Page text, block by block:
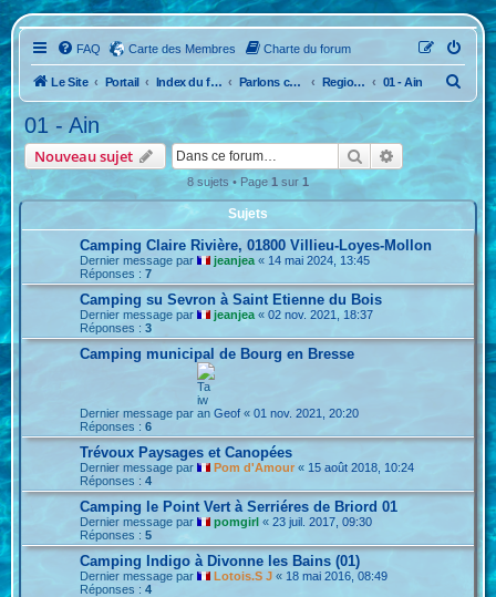
FAQ Carte des Membres Charte du forum
Le Site Portail Index du forum Parlons camping...La France Region Sud Est 01 - Ain
c
e
01 - Ain
Nouveau sujet RechercherRecherche
8 sujets • Page 1 sur 1
Sujets
Camping Claire Rivière, 01800 Villieu-Loyes-Mollon
Dernier message par jeanjea « 14 mai 2024, 13:45
Réponses :7
Camping su Sevron à Saint Etienne du Bois
Dernier message par jeanjea «02 nov. 2021, 18:37
Réponses :3
Camping municipal de Bourg en Bresse
Dernier message par Geof «01 nov. 2021, 20:20
Réponses :6
Trévoux Paysages et Canopées
Dernier message par Pom d'Amour « 15 août 2018, 10:24
Réponses :4
Camping le Point Vert à Serriéres de Briord 01
Dernier message par pomgirl «23 juil. 2017, 09:30
Réponses :5
Camping Indigo à Divonne les Bains (01)
Dernier message par Lotois.S J « 18 mai 2016, 08:49
Réponses :4